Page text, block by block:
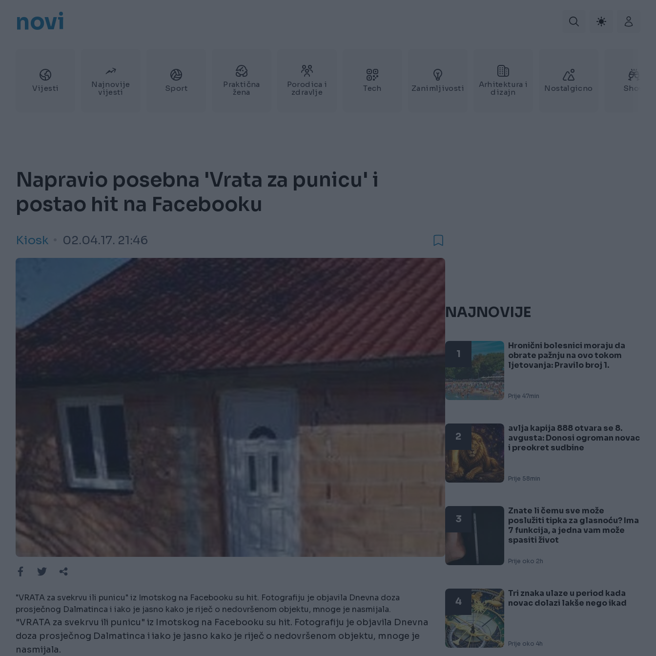
novi
Vijesti
Najnovije
vijesti
Sport
Praktična
žena
Porodica i
zdravlje
Tech Zanimljivosti
Arhitektura i
dizajn
Nostalgicno Show
Napravio posebna 'Vrata za punicu' i
postao hit na Facebooku
Kiosk 02.04.17. 21:46
"VRATA za svekrvu ili punicu" iz Imotskog na Facebooku su hit. Fotografiju je objavila Dnevna doza
prosječnog Dalmatinca i iako je jasno kako je riječ o nedovršenom objektu, mnoge je nasmijala.
"VRATA za svekrvu ili punicu" iz Imotskog na Facebooku su hit. Fotografiju je objavila Dnevna
doza prosječnog Dalmatinca i iako je jasno kako je riječ o nedovršenom objektu, mnoge je
nasmijala.
NAJNOVIJE
1
Hronični bolesnici moraju da
obrate pažnju na ovo tokom
ljetovanja: Pravilo broj 1.
Prije 47min
2
avlja kapija 888 otvara se 8.
avgusta: Donosi ogroman novac
i preokret sudbine
Prije 58min
3
Znate li čemu sve može
poslužiti tipka za glasnoću? Ima
7 funkcija, a jedna vam može
spasiti život
Prije oko 2h
4
Tri znaka ulaze u period kada
novac dolazi lakše nego ikad
Prije oko 4h